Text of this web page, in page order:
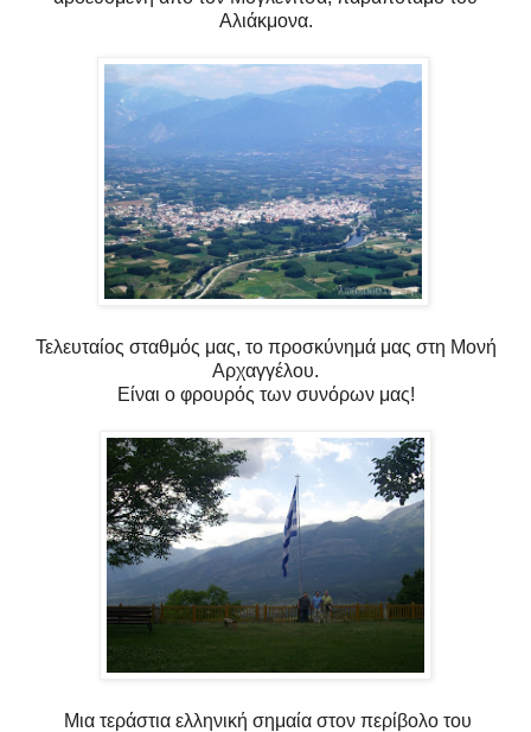
Αλιάκμονα.
Τελευταίος σταθμός μας, το προσκύνημά μας στη Μονή
Αρχαγγέλου.
Είναι ο φρουρός των συνόρων μας!
Μια τεράστια ελληνική σημαία στον περίβολο του